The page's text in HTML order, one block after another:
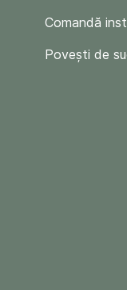
Comandă
Povești de